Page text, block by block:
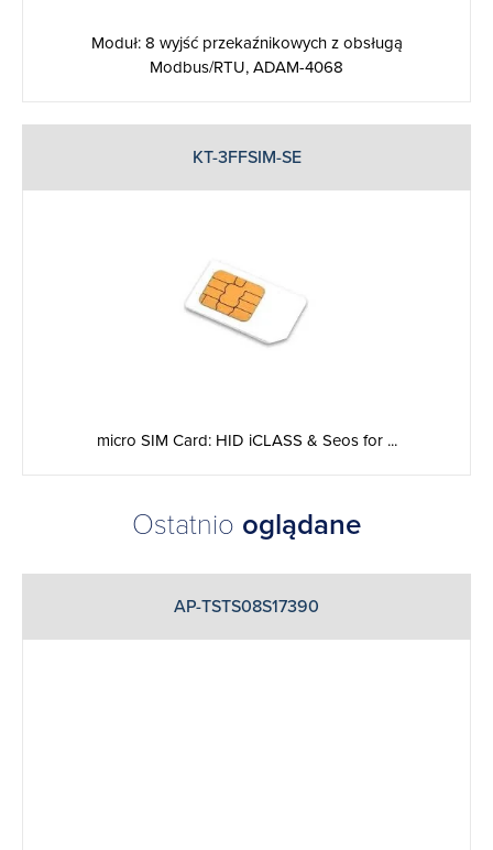
Moduł: 8 wyjść przekaźnikowych z obsługą
Modbus/RTU, ADAM-4068
KT-3FFSIM-SE
micro SIM Card: HID iCLASS & Seos for ...
Ostatnio oglądane
AP-TSTS08S17390